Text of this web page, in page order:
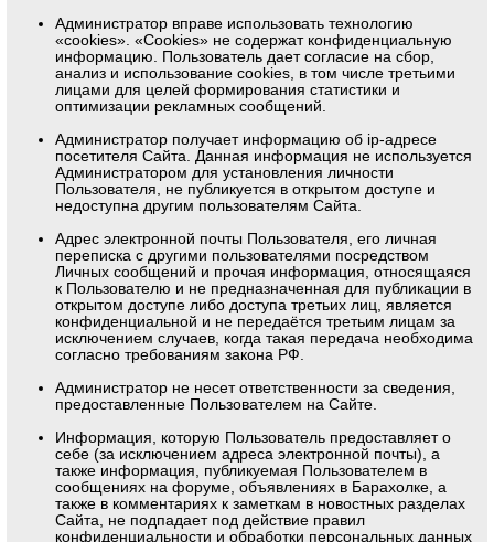
Администратор вправе использовать технологию
«cookies». «Cookies» не содержат конфиденциальную
информацию. Пользователь дает согласие на сбор,
анализ и использование cookies, в том числе третьими
лицами для целей формирования статистики и
оптимизации рекламных сообщений.
Администратор получает информацию об ip-адресе
посетителя Сайта. Данная информация не используется
Администратором для установления личности
Пользователя, не публикуется в открытом доступе и
недоступна другим пользователям Сайта.
Адрес электронной почты Пользователя, его личная
переписка с другими пользователями посредством
Личных сообщений и прочая информация, относящаяся
к Пользователю и не предназначенная для публикации в
открытом доступе либо доступа третьих лиц, является
конфиденциальной и не передаётся третьим лицам за
исключением случаев, когда такая передача необходима
согласно требованиям закона РФ.
Администратор не несет ответственности за сведения,
предоставленные Пользователем на Сайте.
Информация, которую Пользователь предоставляет о
себе (за исключением адреса электронной почты), а
также информация, публикуемая Пользователем в
сообщениях на форуме, объявлениях в Барахолке, а
также в комментариях к заметкам в новостных разделах
Сайта, не подпадает под действие правил
конфиденциальности и обработки персональных данных